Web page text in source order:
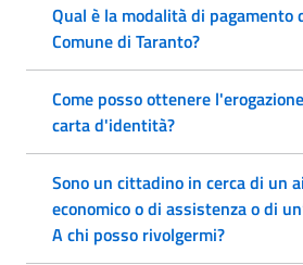
Qual è la modalità di pagamento
Comune di Taranto?
Come posso ottenere
carta d'identità?
Sono un cittadino in cerca di un
economico o di assistenza o di
A chi posso rivolgermi?